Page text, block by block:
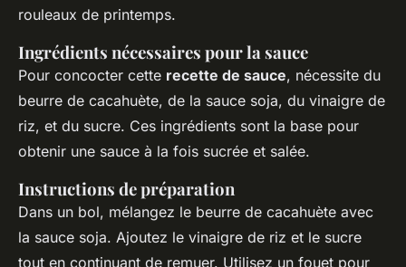
rouleaux de printemps.
Ingrédients nécessaires pour la sauce
Pour concocter cette recette de sauce, nécessite du
beurre de cacahuète, de la sauce soja, du vinaigre de
riz, et du sucre. Ces ingrédients sont la base pour
obtenir une sauce à la fois sucrée et salée.
Instructions de préparation
Dans un bol, mélangez le beurre de cacahuète avec
la sauce soja. Ajoutez le vinaigre de riz et le sucre
tout en continuant de remuer. Utilisez un fouet pour